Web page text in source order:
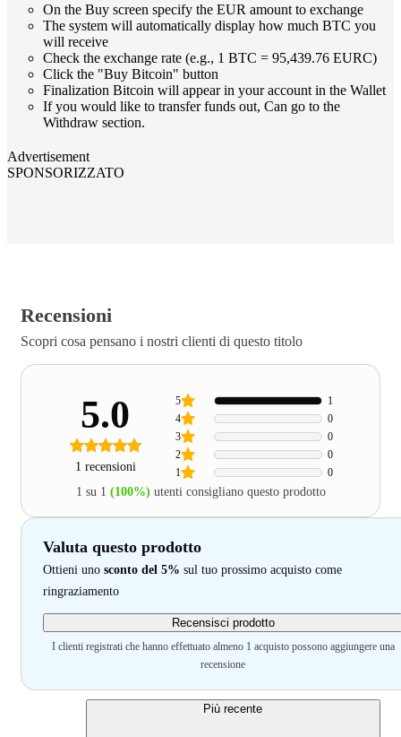
On the Buy screen specify the EUR amount to exchange
The system will automatically display how much BTC you
will receive
Check the exchange rate (e.g., 1 BTC = 95,439.76 EURC)
Click the "Buy Bitcoin" button
Finalization Bitcoin will appear in your account in the Wallet
If you would like to transfer funds out, Can go to the
Withdraw section.
Advertisement
SPONSORIZZATO
Recensioni
Scopri cosa pensano i nostri clienti di questo titolo
5.0
1 recensioni 1 0
2 0
3 0
4 0
5 1
1 su 1 (100%) utenti consigliano questo prodotto
Valuta questo prodotto
Ottieni uno sconto del 5% sul tuo prossimo acquisto come
ringraziamento
Recensisci prodotto
I clienti registrati che hanno effettuato almeno 1 acquisto possono aggiungere una
recensione
Più recente